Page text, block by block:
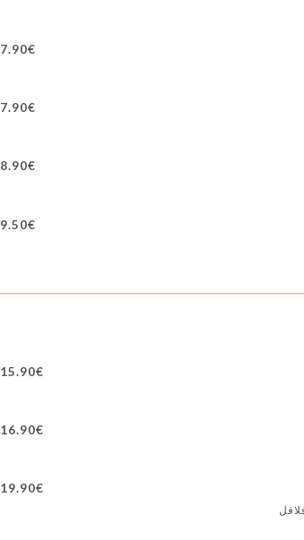
7.90€
7.90€
8.90€
9.50€
15.90€
16.90€
19.90€